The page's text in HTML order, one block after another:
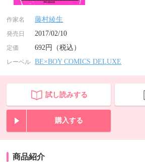
作家名 藤村綾生
発売日 2017/02/10
定価 692円（税込）
レーベル BE×BOY COMICS DELUXE
試し読みする
購入する
商品紹介